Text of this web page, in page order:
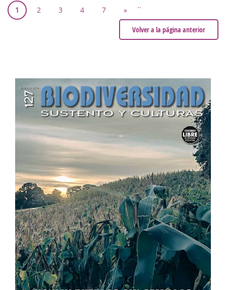
1 2 3 4 ..
7 »
Volver a la página anterior